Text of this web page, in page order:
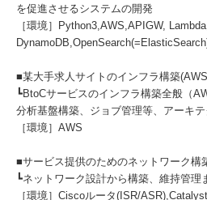
を促進させるシステムの開発
［環境］Python3,AWS,APIGW,
■某大手求人サイトのインフラ構築
┗BtoCサービスのインフラ構築全般（
分析基盤構築、ジョブ管理等、アーキテ
［環境］AWS
■サービス提供のためのネットワーク構
┗ネットワーク設計から構築、維持管理
［環境］Ciscoルータ(ISR/